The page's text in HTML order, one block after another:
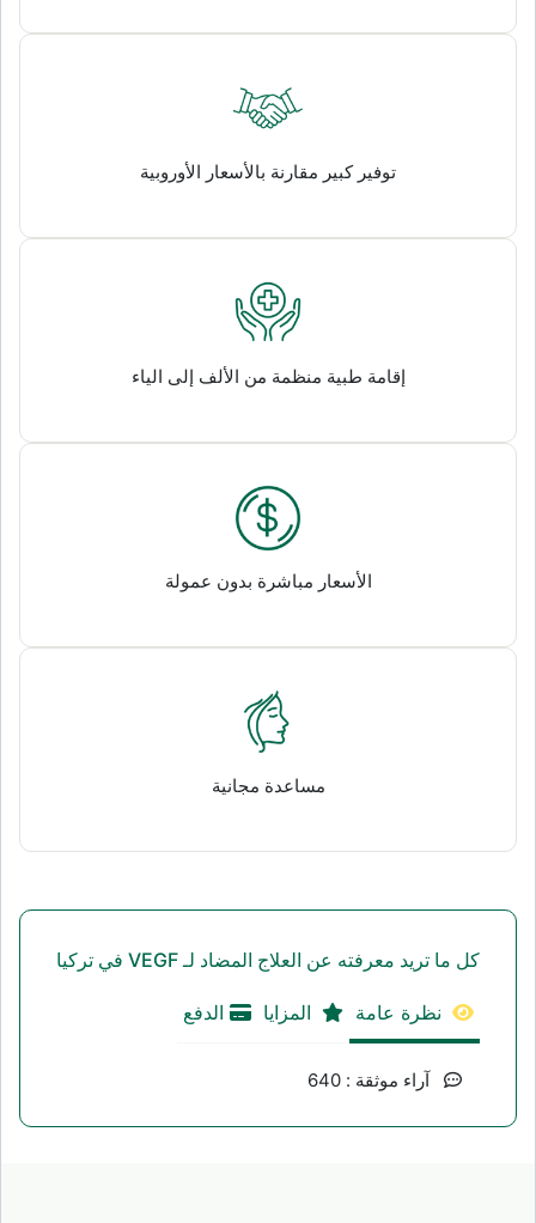
توفير كبير مقارنة بالأسعار الأوروبية
إقامة طبية منظمة من الألف إلى الياء
الأسعار مباشرة بدون عمولة
مساعدة مجانية
كل ما تريد معرفته عن العلاج المضاد لـ VEGF في تركيا
نظرة عامة المزايا الدفع
آراء موثقة : 640